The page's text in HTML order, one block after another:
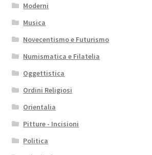
Moderni
Musica
Novecentismo e Futurismo
Numismatica e Filatelia
Oggettistica
Ordini Religiosi
Orientalia
Pitture - Incisioni
Politica